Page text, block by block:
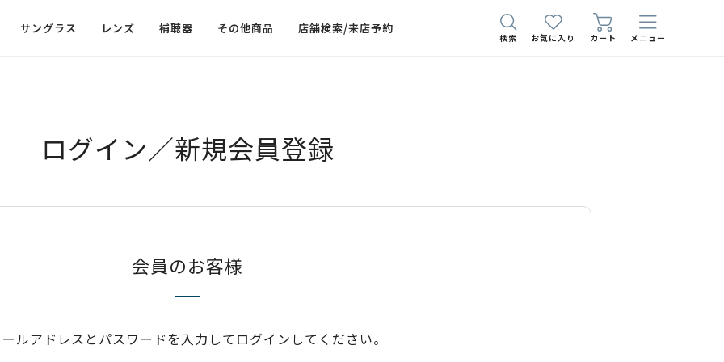
サングラス レンズ 補聴器 その他商品 店舗検索/来店予約
検索 お気に入り カート メニュー
ログイン／新規会員登録
会員のお客様
ルアドレスとパスワードを入力してログインしてください。